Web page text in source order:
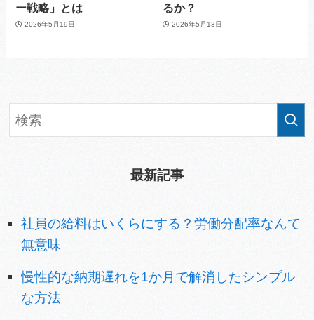
ー戦略」とは
2026年5月19日
るか？
2026年5月13日
最新記事
社員の給料はいくらにする？労働分配率なんて
無意味
慢性的な納期遅れを1か月で解消したシンプル
な方法